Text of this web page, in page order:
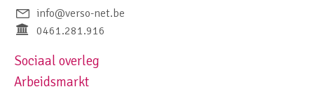
info@verso-net.be
0461.281.916
Footer navigation left
Sociaal overleg
Arbeidsmarkt